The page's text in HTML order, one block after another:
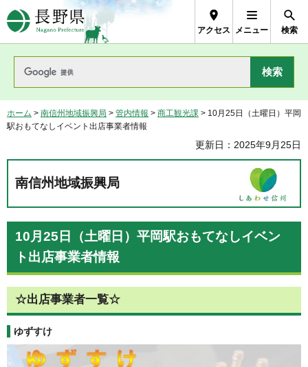
長野県Nagano Prefecture
アクセス メニュー 検索
ホーム > 南信州地域振興局 > 管内情報 > 商工観光課 > 10月25日（土曜日）平岡
駅おもてなしイベント出店事業者情報
更新日：2025年9月25日
南信州地域振興局
10月25日（土曜日）平岡駅おもてなしイベン
ト出店事業者情報
☆出店事業者一覧☆
ゆずすけ